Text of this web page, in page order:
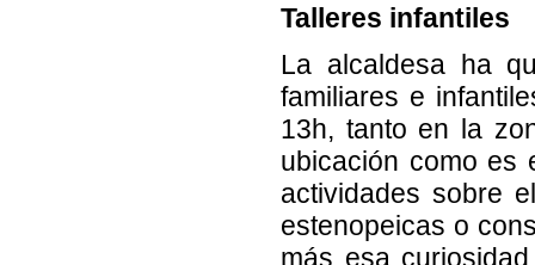
Talleres infantiles
La alcaldesa ha
familiares e
13h, tanto en la
ubicación como es
actividades sobre
estenopeicas o
más esa